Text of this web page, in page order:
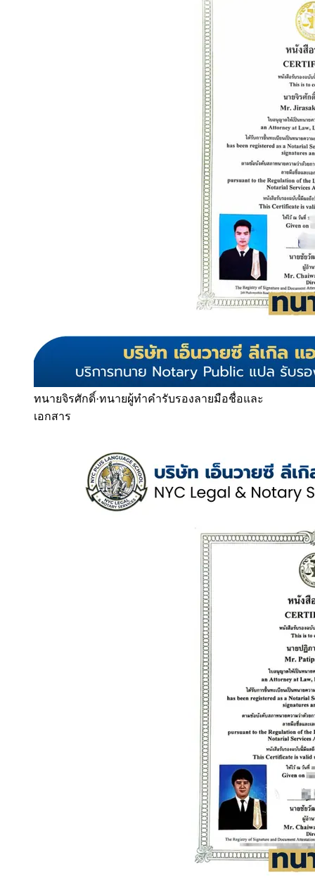
ทนายจิรศักดิ์·ทนายผู้ทำคำรับรองลายมือชื่อและ
เอกสาร